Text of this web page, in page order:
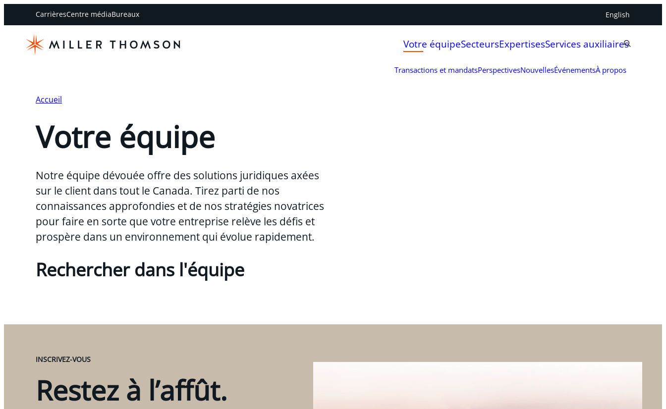
CarrièresCentre médiaBureaux English
Votre équipeSecteursExpertisesServices auxiliaires
Transactions et mandatsPerspectivesNouvellesÉvénementsÀ propos
Accueil
Votre équipe
Notre équipe dévouée offre des solutions juridiques axées
sur le client dans tout le Canada. Tirez parti de nos
connaissances approfondies et de nos stratégies novatrices
pour faire en sorte que votre entreprise relève les défis et
prospère dans un environnement qui évolue rapidement.
Rechercher dans l'équipe
INSCRIVEZ-VOUS
Restez à l’affût.